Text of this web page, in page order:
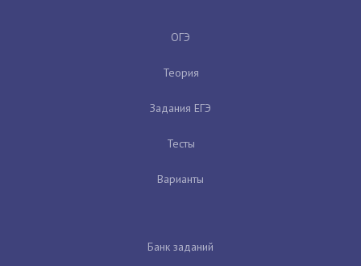
ОГЭ
Теория
Задания ЕГЭ
Тесты
Варианты
Банк заданий